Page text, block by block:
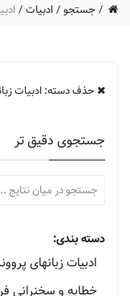
جستجو ادبیات
حذف دسته: ادبیات
جستجوی دقیق تر
دسته بندی:
ادبیات زبانهای
خطابه و سخنرانی